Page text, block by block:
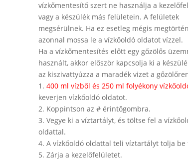
vízkőmentesítő szert ne használja a
vagy a készülék más felületein. A felületek
megsérülnek. Ha ez esetleg mégis
azonnal mossa le a vízkőoldó oldatot vízzel.
Ha a vízkőmentesítés előtt egy gőzölős
használt, akkor először kapcsolja ki a
az kiszivattyúzza a maradék vizet a
1.400 ml vízből és 250 ml folyékony
keverjen vízkőoldó oldatot.
2. Koppintson az # érintőgombra.
3. Vegye ki a víztartályt, és töltse fel a
oldattal.
4. A vízkőoldó oldattal teli víztartályt tolja be
5. Zárja a kezelőfelületet.